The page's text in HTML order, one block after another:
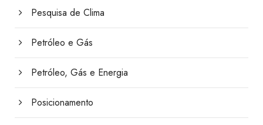
Pesquisa de Clima
Petróleo e Gás
Petróleo, Gás e Energia
Posicionamento